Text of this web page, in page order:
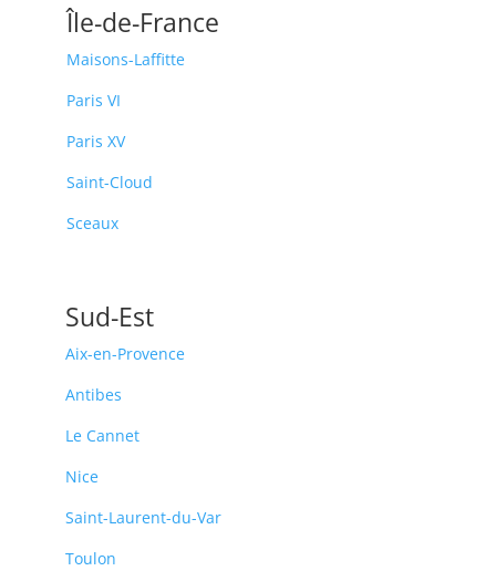
Île-de-France
Maisons-Laffitte
Paris VI
Paris XV
Saint-Cloud
Sceaux
Sud-Est
Aix-en-Provence
Antibes
Le Cannet
Nice
Saint-Laurent-du-Var
Toulon